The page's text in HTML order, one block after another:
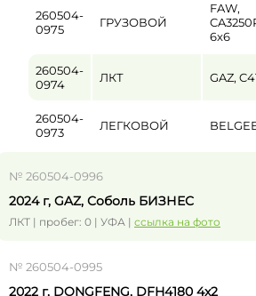
260504-
0975
ГРУЗОВОЙ
FAW,
6x6
260504-
0974
ЛКТ GAZ,
260504-
0973
ЛЕГКОВОЙ
№ 260504-0996
2024 г, GAZ, Соболь БИЗНЕС
ЛКТ | пробег: 0 | УФА | ссылка на фото
№ 260504-0995
2022 г, DONGFENG, DFH4180 4x2